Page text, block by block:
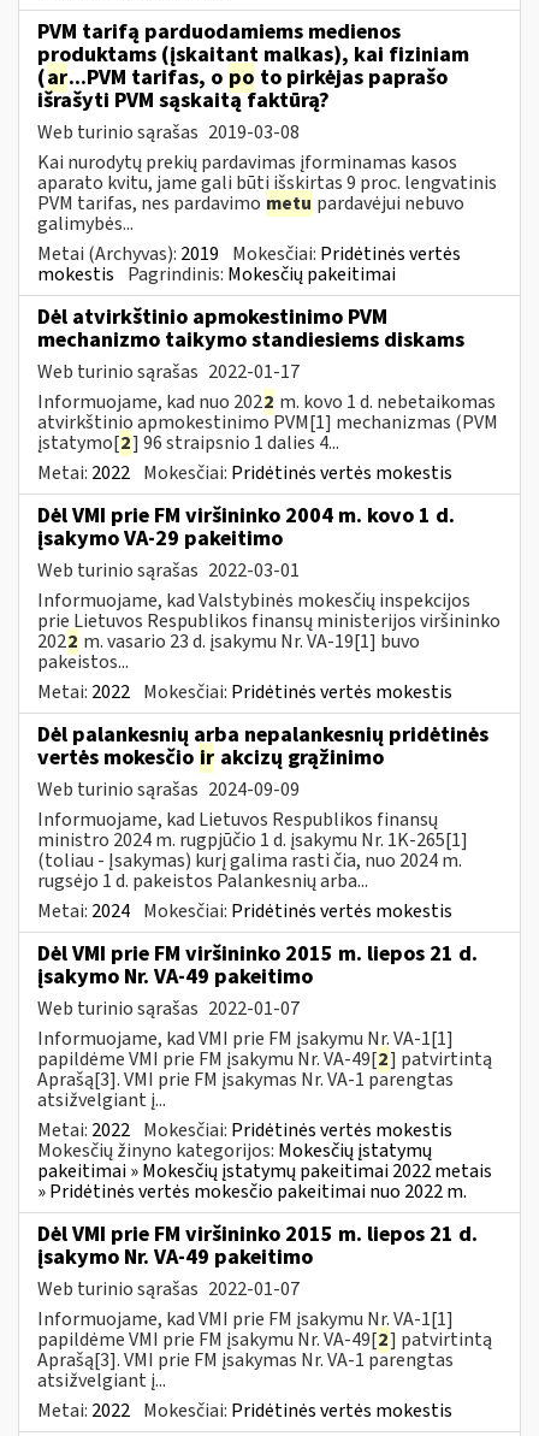
PVM tarifą parduodamiems medienos
produktams (įskaitant malkas), kai fiziniam
(ar...PVM tarifas, o po to pirkėjas paprašo
išrašyti PVM sąskaitą faktūrą?
Web turinio sąrašas 2019-03-08
Kai nurodytų prekių pardavimas įforminamas kasos
aparato kvitu, jame gali būti išskirtas 9 proc. lengvatinis
PVM tarifas, nes pardavimo metu pardavėjui nebuvo
galimybės...
Metai (Archyvas): 2019 Mokesčiai: Pridėtinės vertės
mokestis Pagrindinis: Mokesčių pakeitimai
Dėl atvirkštinio apmokestinimo PVM
mechanizmo taikymo standiesiems diskams
Web turinio sąrašas 2022-01-17
Informuojame, kad nuo 2022 m. kovo 1 d. nebetaikomas
atvirkštinio apmokestinimo PVM[1] mechanizmas (PVM
įstatymo[2] 96 straipsnio 1 dalies 4...
Metai: 2022 Mokesčiai: Pridėtinės vertės mokestis
Dėl VMI prie FM viršininko 2004 m. kovo 1 d.
įsakymo VA-29 pakeitimo
Web turinio sąrašas 2022-03-01
Informuojame, kad Valstybinės mokesčių inspekcijos
prie Lietuvos Respublikos finansų ministerijos viršininko
2022 m. vasario 23 d. įsakymu Nr. VA-19[1] buvo
pakeistos...
Metai: 2022 Mokesčiai: Pridėtinės vertės mokestis
Dėl palankesnių arba nepalankesnių pridėtinės
vertės mokesčio ir akcizų grąžinimo
Web turinio sąrašas 2024-09-09
Informuojame, kad Lietuvos Respublikos finansų
ministro 2024 m. rugpjūčio 1 d. įsakymu Nr. 1K-265[1]
(toliau - Įsakymas) kurį galima rasti čia, nuo 2024 m.
rugsėjo 1 d. pakeistos Palankesnių arba...
Metai: 2024 Mokesčiai: Pridėtinės vertės mokestis
Dėl VMI prie FM viršininko 2015 m. liepos 21 d.
įsakymo Nr. VA-49 pakeitimo
Web turinio sąrašas 2022-01-07
Informuojame, kad VMI prie FM įsakymu Nr. VA-1[1]
papildėme VMI prie FM įsakymu Nr. VA-49[2] patvirtintą
Aprašą[3]. VMI prie FM įsakymas Nr. VA-1 parengtas
atsižvelgiant į...
Metai: 2022 Mokesčiai: Pridėtinės vertės mokestis
Mokesčių žinyno kategorijos: Mokesčių įstatymų
pakeitimai » Mokesčių įstatymų pakeitimai 2022 metais
» Pridėtinės vertės mokesčio pakeitimai nuo 2022 m.
Dėl VMI prie FM viršininko 2015 m. liepos 21 d.
įsakymo Nr. VA-49 pakeitimo
Web turinio sąrašas 2022-01-07
Informuojame, kad VMI prie FM įsakymu Nr. VA-1[1]
papildėme VMI prie FM įsakymu Nr. VA-49[2] patvirtintą
Aprašą[3]. VMI prie FM įsakymas Nr. VA-1 parengtas
atsižvelgiant į...
Metai: 2022 Mokesčiai: Pridėtinės vertės mokestis